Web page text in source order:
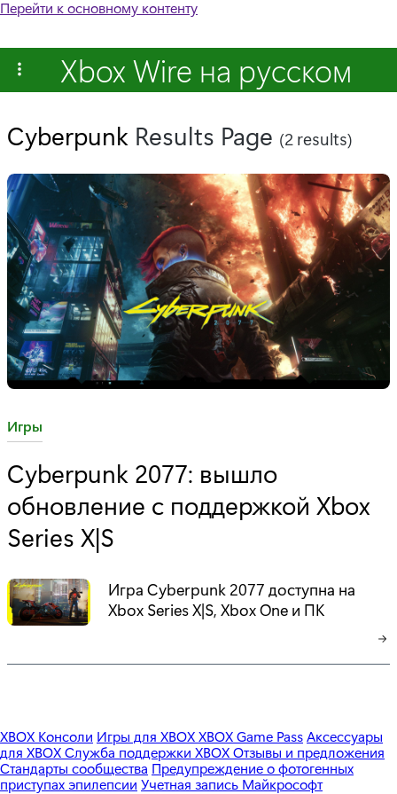
Перейти к основному контенту
Xbox Wire на русском
Cyberpunk Results Page (2 results)
C
t
g
o
y
:
Игры
Cyberpunk 2077: вышло
обновление с поддержкой Xbox
Series X|S
Игра Cyberpunk 2077 доступна на
Xbox Series X|S, Xbox One и ПК
XBOX Консоли Игры для XBOXXBOX Game PassАксессуары
для XBOXСлужба поддержки XBOXОтзывы и предложения
Стандарты сообщества Предупреждение о фотогенных
приступах эпилепсии Учетная запись Майкрософт